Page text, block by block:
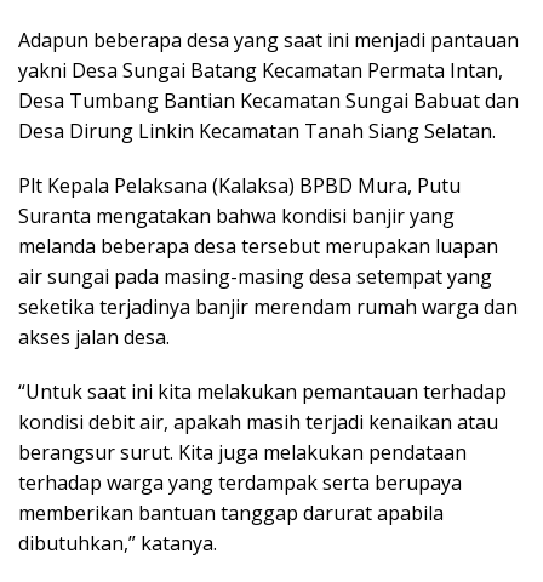
Adapun beberapa desa yang saat ini menjadi pantauan
yakni Desa Sungai Batang Kecamatan Permata Intan,
Desa Tumbang Bantian Kecamatan Sungai Babuat dan
Desa Dirung Linkin Kecamatan Tanah Siang Selatan.
Plt Kepala Pelaksana (Kalaksa) BPBD Mura, Putu
Suranta mengatakan bahwa kondisi banjir yang
melanda beberapa desa tersebut merupakan luapan
air sungai pada masing-masing desa setempat yang
seketika terjadinya banjir merendam rumah warga dan
akses jalan desa.
“Untuk saat ini kita melakukan pemantauan terhadap
kondisi debit air, apakah masih terjadi kenaikan atau
berangsur surut. Kita juga melakukan pendataan
terhadap warga yang terdampak serta berupaya
memberikan bantuan tanggap darurat apabila
dibutuhkan,” katanya.